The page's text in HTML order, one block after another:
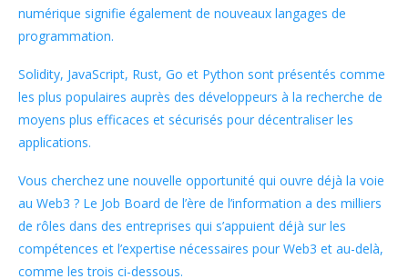
numérique signifie également de nouveaux langages de
programmation.
Solidity, JavaScript, Rust, Go et Python sont présentés comme
les plus populaires auprès des développeurs à la recherche de
moyens plus efficaces et sécurisés pour décentraliser les
applications.
Vous cherchez une nouvelle opportunité qui ouvre déjà la voie
au Web3 ? Le Job Board de l’ère de l’information a des milliers
de rôles dans des entreprises qui s’appuient déjà sur les
compétences et l’expertise nécessaires pour Web3 et au-delà,
comme les trois ci-dessous.